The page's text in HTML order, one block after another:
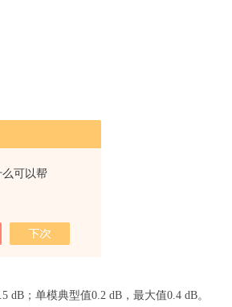
可以帮
；单模典型值0.2 dB，最大值0.4 dB。